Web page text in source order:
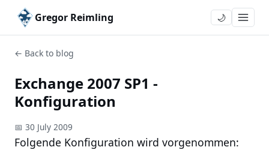
Gregor Reimling 🌙
← Back to blog
Exchange 2007 SP1 -
Konfiguration
📅 30 July 2009
Folgende Konfiguration wird vorgenommen: